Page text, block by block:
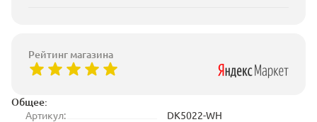
Общее:
Артикул:
DK5022-WH
Рейтинг магазина